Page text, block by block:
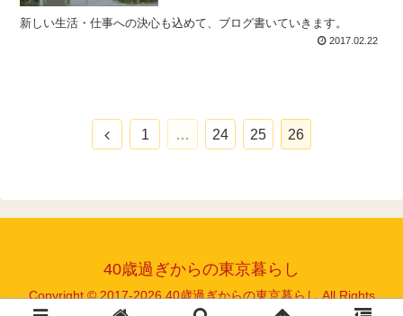
新しい生活・仕事への決心も込めて、ブログ書いていきます。
2017.02.22
前
1 … 24 25 26
40歳過ぎからの東京暮らし
Copyright © 2017-2026 40歳過ぎからの東京暮らし All Rights